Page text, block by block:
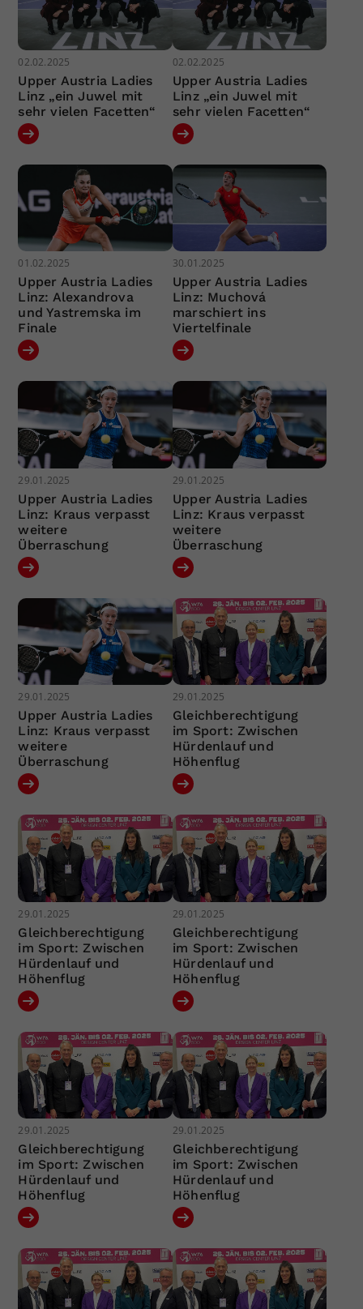
02.02.2025
Upper Austria Ladies
Linz „ein Juwel mit
sehr vielen Facetten“
02.02.2025
Upper Austria Ladies
Linz „ein Juwel mit
sehr vielen Facetten“
01.02.2025
Upper Austria Ladies
Linz: Alexandrova
und Yastremska im
Finale
30.01.2025
Upper Austria Ladies
Linz: Muchová
marschiert ins
Viertelfinale
29.01.2025
Upper Austria Ladies
Linz: Kraus verpasst
weitere
Überraschung
29.01.2025
Upper Austria Ladies
Linz: Kraus verpasst
weitere
Überraschung
29.01.2025
Upper Austria Ladies
Linz: Kraus verpasst
weitere
Überraschung
29.01.2025
Gleichberechtigung
im Sport: Zwischen
Hürdenlauf und
Höhenflug
29.01.2025
Gleichberechtigung
im Sport: Zwischen
Hürdenlauf und
Höhenflug
29.01.2025
Gleichberechtigung
im Sport: Zwischen
Hürdenlauf und
Höhenflug
29.01.2025
Gleichberechtigung
im Sport: Zwischen
Hürdenlauf und
Höhenflug
29.01.2025
Gleichberechtigung
im Sport: Zwischen
Hürdenlauf und
Höhenflug